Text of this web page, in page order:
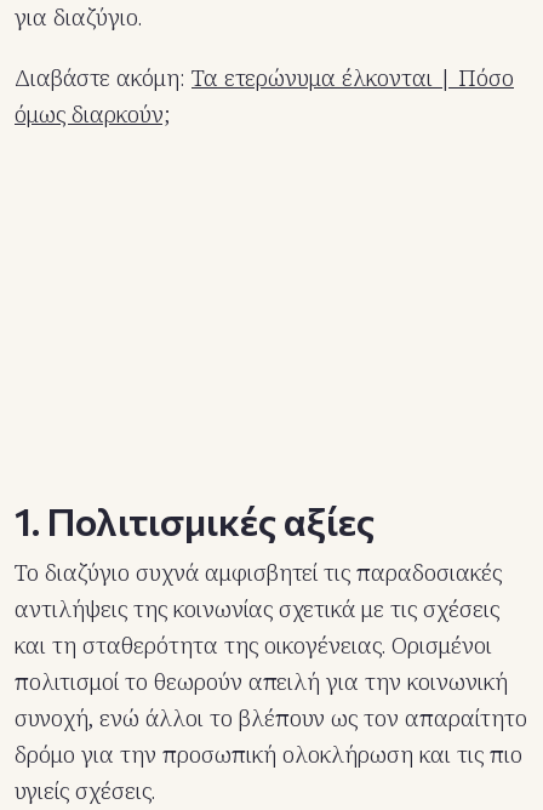
για διαζύγιο.
Διαβάστε ακόμη: Τα ετερώνυμα έλκονται | Πόσο
όμως διαρκούν;
1. Πολιτισμικές αξίες
Το διαζύγιο συχνά αμφισβητεί τις παραδοσιακές
αντιλήψεις της κοινωνίας σχετικά με τις σχέσεις
και τη σταθερότητα της οικογένειας. Ορισμένοι
πολιτισμοί το θεωρούν απειλή για την κοινωνική
συνοχή, ενώ άλλοι το βλέπουν ως τον απαραίτητο
δρόμο για την προσωπική ολοκλήρωση και τις πιο
υγιείς σχέσεις.